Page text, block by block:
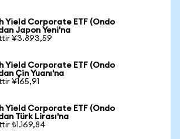
Yield Corporate ETF (Ondo
Japon Yeni'na
¥3.893,59
Yield Corporate ETF (Ondo
Çin Yuanı'na
¥165,91
Yield Corporate ETF (Ondo
Türk Lirası'na
₺1.169,84